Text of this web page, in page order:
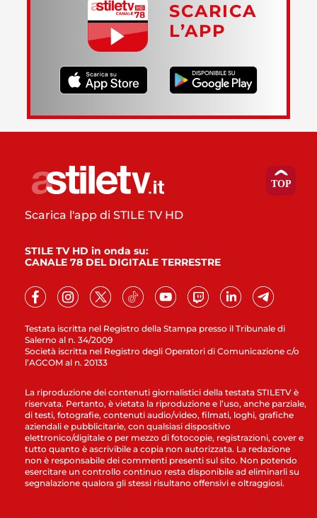
SCARICA
L’APP
Testata iscritta nel Registro della Stampa presso il Tribunale di
Salerno al n. 34/2009
Società iscritta nel Registro degli Operatori di Comunicazione c/o
l’AGCOM al n. 20133
Scarica l'app di STILE TV HD
STILE TV HD in onda su:
CANALE 78 DEL DIGITALE TERRESTRE
La riproduzione dei contenuti giornalistici della testata STILETV è
riservata. Pertanto, è vietata la riproduzione e l’uso, anche parziale,
di testi, fotografie, contenuti audio/video, filmati, loghi, grafiche
aziendali e pubblicitarie, con qualsiasi dispositivo
elettronico/digitale o per mezzo di fotocopie, registrazioni, cover e
tutto quanto è ascrivibile a copia non autorizzata. La redazione
non è responsabile dei commenti presenti sul sito. Non potendo
esercitare un controllo continuo resta disponibile ad eliminarli su
segnalazione qualora gli stessi risultano offensivi e oltraggiosi.